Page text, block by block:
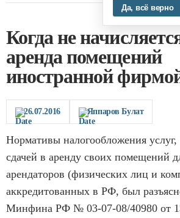
Да, всё верно
Когда не
аренда помещений
иностранной
26.07.2016 Яппаров Булат
Нормативы налогообложения услуг,
сдачей в аренду своих помещений
арендаторов (физических лиц и
аккредитованных в РФ, был
Минфина РФ № 03-07-08/40980 от